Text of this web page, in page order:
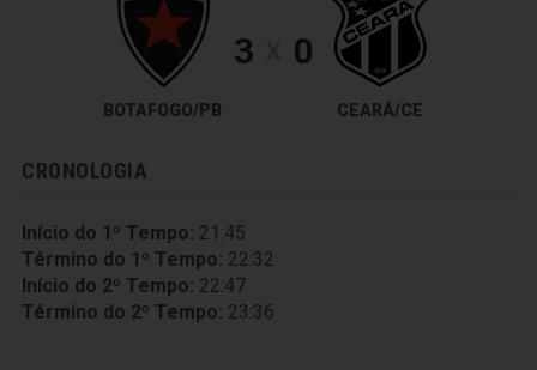
BOTAFOGO/PB
3 0
CEARÁ/CE
CRONOLOGIA
Início do 1º Tempo: 21:45
Término do 1º Tempo: 22:32
Início do 2º Tempo: 22:47
Término do 2º Tempo: 23:36